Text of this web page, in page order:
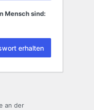
Mensch sind:
an der